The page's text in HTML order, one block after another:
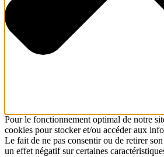
Pour le fonctionnement optimal de notre
cookies pour stocker et/ou accéder aux
Le fait de ne pas consentir ou de retirer
un effet négatif sur certaines